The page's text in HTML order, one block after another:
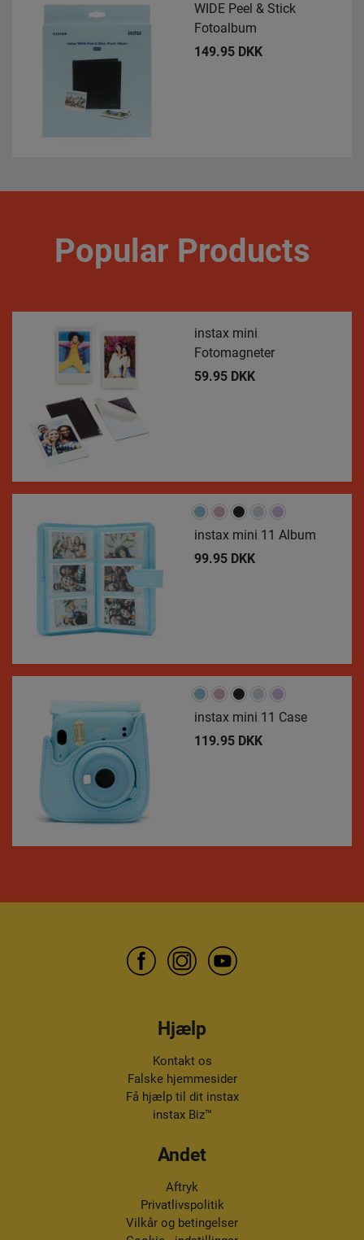
WIDE Peel & Stick
Fotoalbum
149.95 DKK
Popular Products
instax mini
Fotomagneter
59.95 DKK
instax mini 11 Album
99.95 DKK
instax mini 11 Case
119.95 DKK
Hjælp
Kontakt os
Falske hjemmesider
Få hjælp til dit instax
instax Biz™
Andet
Aftryk
Privatlivspolitik
Vilkår og betingelser